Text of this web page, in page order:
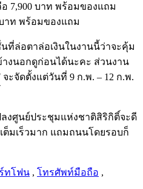
ลือ 7,900 บาท พร้อมของแถม
บาท พร้อมของแถม
ที่ล่อตาล่อเงินในงานนี้ว่าจะคุ้ม
างนอกดูก่อนได้นะคะ ส่วนงาน
ะจัดตั้งแต่วันที่ 9 ก.พ. – 12 ก.พ.
งศูนย์ประชุมแห่งชาติสิริกิติ์จะดี
ต็มเร็วมาก แถมถนนโดยรอบก็
ทโฟน , โทรศัพท์มือถือ ,